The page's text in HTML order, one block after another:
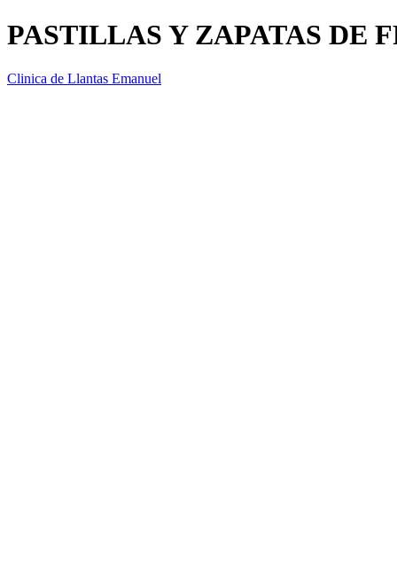
PASTILLAS Y ZAPATAS DE
Clinica de Llantas Emanuel